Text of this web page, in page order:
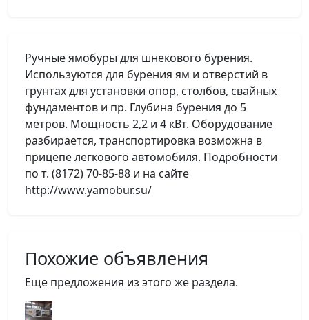
Ручные ямобуры для шнекового бурения.
Используются для бурения ям и отверстий в
грунтах для установки опор, столбов, свайных
фундаментов и пр. Глубина бурения до 5
метров. Мощность 2,2 и 4 кВт. Оборудование
разбирается, транспортировка возможна в
прицепе легкового автомобиля. Подробности
по т. (8172) 70-85-88 и на сайте
http://www.yamobur.su/
Похожие объявления
Еще предложения из этого же раздела.